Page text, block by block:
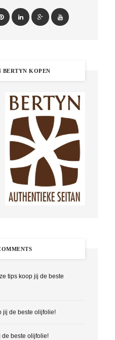
BERTYN KOPEN
tips koop jij de beste
jij de beste olijfolie!
de beste olijfolie!